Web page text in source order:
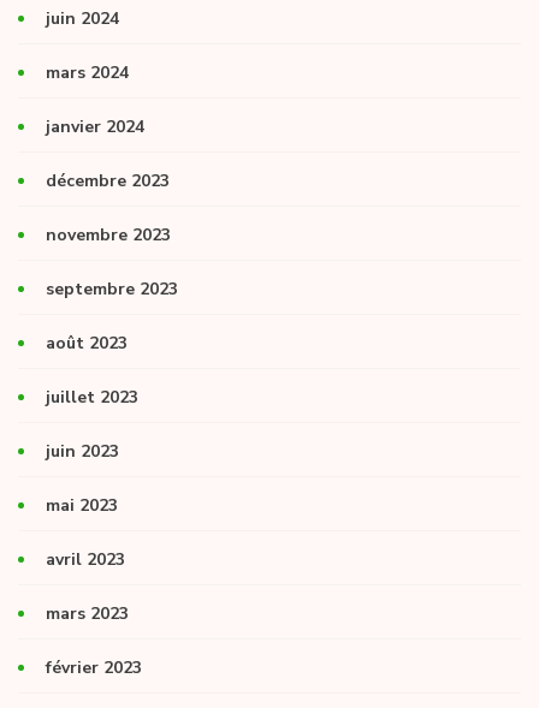
juin 2024
mars 2024
janvier 2024
décembre 2023
novembre 2023
septembre 2023
août 2023
juillet 2023
juin 2023
mai 2023
avril 2023
mars 2023
février 2023